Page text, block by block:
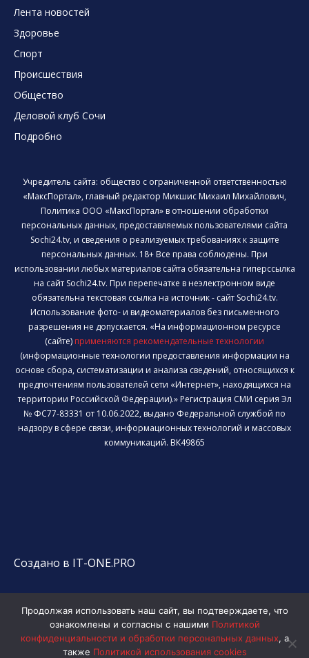
Лента новостей
Здоровье
Спорт
Происшествия
Общество
Деловой клуб Сочи
Подробно
Учредитель сайта: общество с ограниченной ответственностью
«МаксПортал», главный редактор Микшис Михаил Михайлович,
Политика ООО «МаксПортал» в отношении обработки
персональных данных, предоставляемых пользователями сайта
Sochi24.tv, и сведения о реализуемых требованиях к защите
персональных данных. 18+ Все права соблюдены. При
использовании любых материалов сайта обязательна гиперссылка
на сайт Sochi24.tv. При перепечатке в неэлектронном виде
обязательна текстовая ссылка на источник - сайт Sochi24.tv.
Использование фото- и видеоматериалов без письменного
разрешения не допускается. «На информационном ресурсе
(сайте) применяются рекомендательные технологии
(информационные технологии предоставления информации на
основе сбора, систематизации и анализа сведений, относящихся к
предпочтениям пользователей сети «Интернет», находящихся на
территории Российской Федерации).» Регистрация СМИ серия Эл
№ ФС77-83331 от 10.06.2022, выдано Федеральной службой по
надзору в сфере связи, информационных технологий и массовых
коммуникаций. ВК49865
Создано в IT-ONE.PRO
Продолжая использовать наш сайт, вы подтверждаете, что
ознакомлены и согласны с нашими Политикой
конфиденциальности и обработки персональных данных, а
также Политикой использования cookies